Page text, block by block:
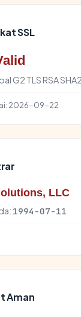
SSL
G2 TLS RSA
2026-09-22
LLC
1994-07-11
Aman